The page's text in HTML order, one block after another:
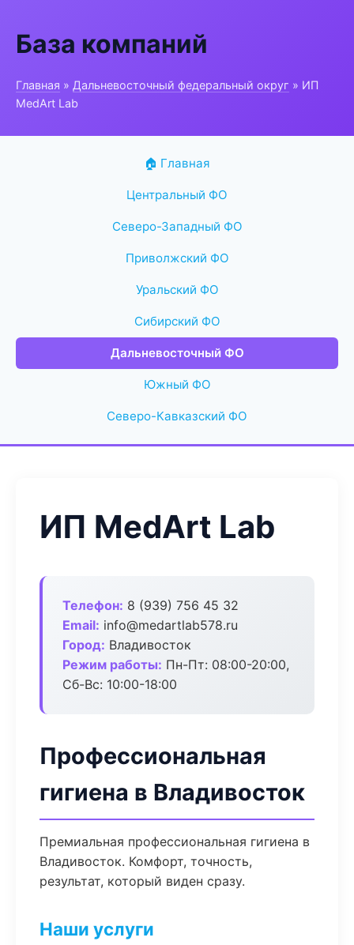
База компаний
Главная » Дальневосточный федеральный округ » ИП
MedArt Lab
🏠 Главная
Центральный ФО
Северо-Западный ФО
Приволжский ФО
Уральский ФО
Сибирский ФО
Дальневосточный ФО
Южный ФО
Северо-Кавказский ФО
ИП MedArt Lab
Телефон: 8 (939) 756 45 32
Email: info@medartlab578.ru
Город: Владивосток
Режим работы: Пн-Пт: 08:00-20:00,
Сб-Вс: 10:00-18:00
Профессиональная
гигиена в Владивосток
Премиальная профессиональная гигиена в
Владивосток. Комфорт, точность,
результат, который виден сразу.
Наши услуги